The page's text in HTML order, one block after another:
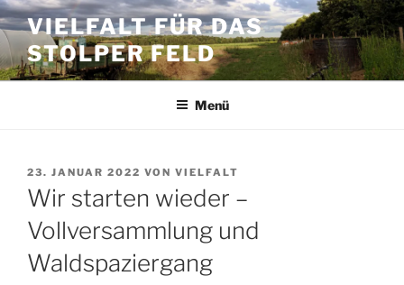
Zum
Inhalt
springen
VIELFALT FÜR DAS
STOLPER FELD
Menü
VERÖFFENTLICHT
AM
23. JANUAR 2022 VON VIELFALT
Wir starten wieder –
Vollversammlung und
Waldspaziergang